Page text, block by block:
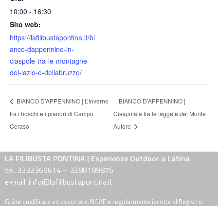
10:00 - 16:30
Sito web:
https://lafilibustapontina.it/bi
anco-dappennino-in-
ciaspole-tra-le-montagne-
del-lazio-e-dellabruzzo/
BIANCO D’APPENNINO | L’inverno
tra i boschi e i pianori di Campo
Ceraso
BIANCO D’APPENNINO |
Ciaspolata tra le faggete del Monte
Autore
LA FILIBUSTA PONTINA | Esperienze Outdoor a Latina
tel. 3332369614 – 3280189875
e-mail: info@lafilibustapontina.it
Guide qualificate ed associate AIGAE e regolarmente iscritte al Registro